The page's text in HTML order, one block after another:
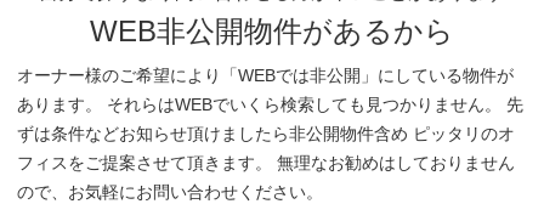
WEB非公開物件があるから
オーナー様のご希望により「WEBでは非公開」にしている物件が
あります。 それらはWEBでいくら検索しても見つかりません。 先
ずは条件などお知らせ頂けましたら非公開物件含め ピッタリのオ
フィスをご提案させて頂きます。 無理なお勧めはしておりません
ので、お気軽にお問い合わせください。